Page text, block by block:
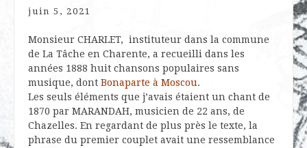
juin 5, 2021
Monsieur CHARLET, instituteur dans la commune
de La Tâche en Charente, a recueilli dans les
années 1888 huit chansons populaires sans
musique, dont Bonaparte à Moscou.
Les seuls éléments que j’avais étaient un chant de
1870 par MARANDAH, musicien de 22 ans, de
Chazelles. En regardant de plus près le texte, la
phrase du premier couplet avait une ressemblance